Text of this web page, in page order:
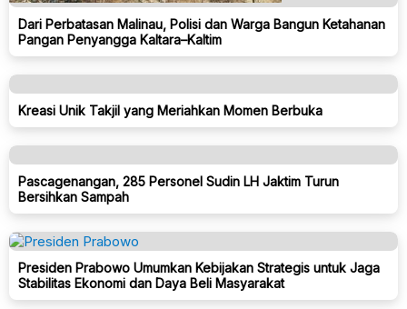
Dari Perbatasan Malinau, Polisi dan Warga Bangun Ketahanan
Pangan Penyangga Kaltara–Kaltim
Kreasi Unik Takjil yang Meriahkan Momen Berbuka
Pascagenangan, 285 Personel Sudin LH Jaktim Turun
Bersihkan Sampah
Presiden Prabowo Umumkan Kebijakan Strategis untuk Jaga
Stabilitas Ekonomi dan Daya Beli Masyarakat